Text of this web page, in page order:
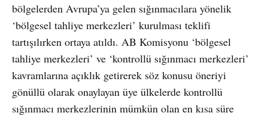
bölgelerden Avrupa’ya gelen sığınmacılara yönelik
‘bölgesel tahliye merkezleri’ kurulması teklifi
tartışılırken ortaya atıldı. AB Komisyonu ‘bölgesel
tahliye merkezleri’ ve ‘kontrollü sığınmacı merkezleri’
kavramlarına açıklık getirerek söz konusu öneriyi
gönüllü olarak onaylayan üye ülkelerde kontrollü
sığınmacı merkezlerinin mümkün olan en kısa süre